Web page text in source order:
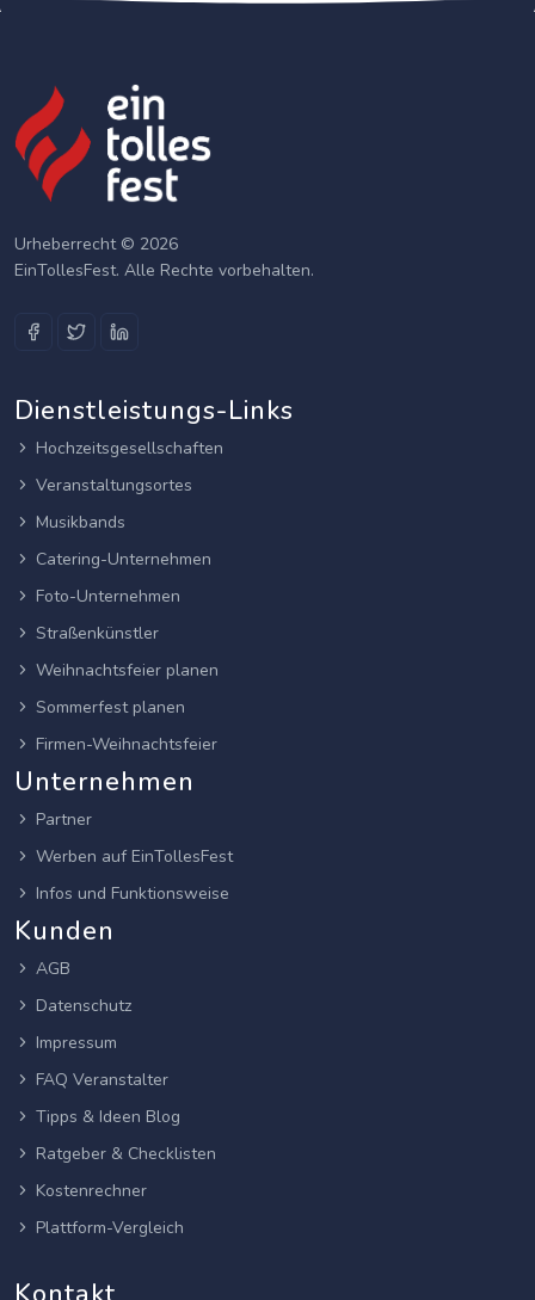
Urheberrecht © 2026
EinTollesFest. Alle Rechte vorbehalten.
Dienstleistungs-Links
Hochzeitsgesellschaften
Veranstaltungsortes
Musikbands
Catering-Unternehmen
Foto-Unternehmen
Straßenkünstler
Weihnachtsfeier planen
Sommerfest planen
Firmen-Weihnachtsfeier
Unternehmen
Partner
Werben auf EinTollesFest
Infos und Funktionsweise
Kunden
AGB
Datenschutz
Impressum
FAQ Veranstalter
Tipps & Ideen Blog
Ratgeber & Checklisten
Kostenrechner
Plattform-Vergleich